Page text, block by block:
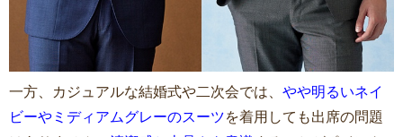
一方、カジュアルな結婚式や二次会では、 やや明るいネイ
ビーやミディアムグレーのスーツを着用しても出席の問題